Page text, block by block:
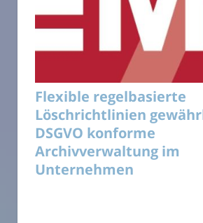
Flexible regelbasierte
Löschrichtlinien
DSGVO konforme
Archivverwaltung im
Unternehmen